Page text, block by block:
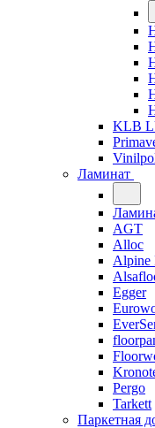
KLB
Ламинат
AGT
Alloc
Alpine
Egger
Pergo
Tarkett
Паркетная